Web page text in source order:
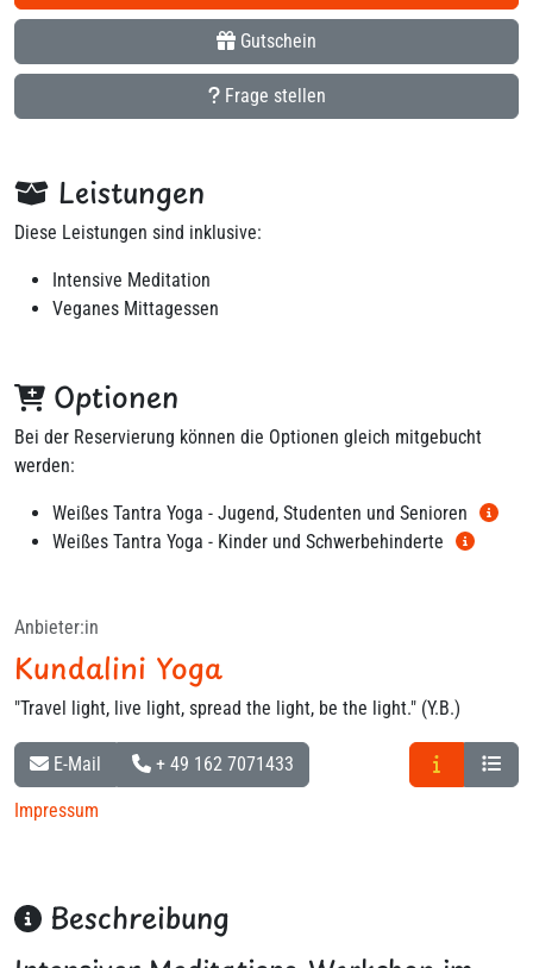
Gutschein
Frage stellen
Leistungen
Diese Leistungen sind inklusive:
Intensive Meditation
Veganes Mittagessen
Optionen
Bei der Reservierung können die Optionen gleich mitgebucht
werden:
Weißes Tantra Yoga - Jugend, Studenten und Senioren
Weißes Tantra Yoga - Kinder und Schwerbehinderte
Anbieter:in
Kundalini Yoga
"Travel light, live light, spread the light, be the light." (Y.B.)
E-Mail + 49 162 7071433
Impressum
Beschreibung